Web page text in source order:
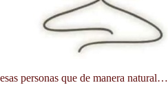
Fotos
esas personas que de manera natural…